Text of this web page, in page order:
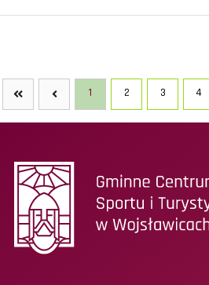
1 2 3 4